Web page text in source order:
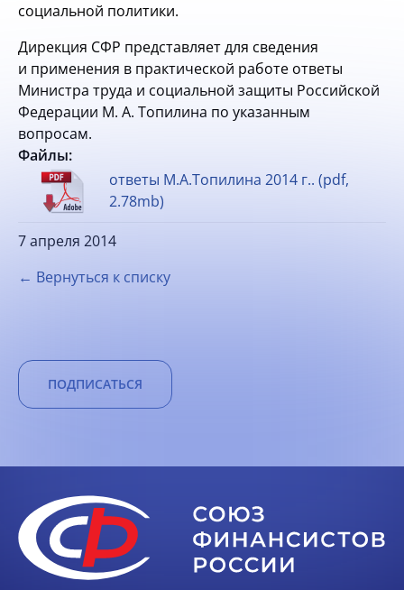
социальной политики.
Дирекция СФР представляет для сведения
и применения в практической работе ответы
Министра труда и социальной защиты Российской
Федерации М. А. Топилина по указанным
вопросам.
Файлы:
ответы М.А.Топилина 2014 г.. (pdf,
2.78mb)
7 апреля 2014
← Вернуться к списку
ПОДПИСАТЬСЯ